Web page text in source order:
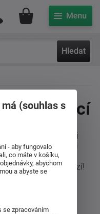
Hledat
Můj účet
matrací
ani českému výrobci
novinkami
. Zároveň používá
bázi. A tady přichází!
(souhlas s
- aby fungovalo
co máte v košíku,
abychom
a abyste se
se zpracováním